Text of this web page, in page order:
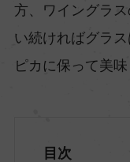
方、ワイングラ
い続ければグラ
ピカに保って美
目次